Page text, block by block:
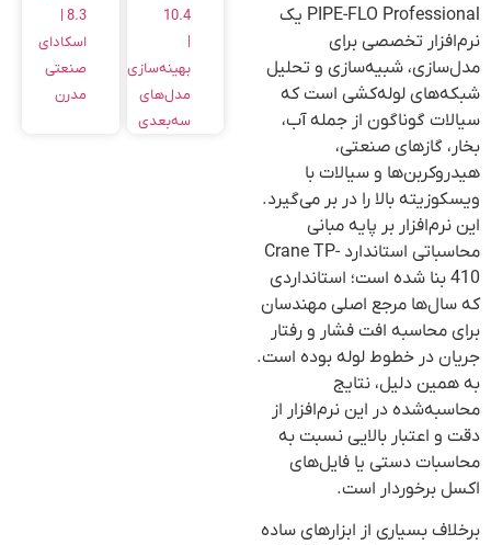
PIPE-FLO Professional یک
نرم‌افزار تخصصی برای
مدل‌سازی، شبیه‌سازی و تحلیل
شبکه‌های لوله‌کشی است که
سیالات گوناگون از جمله آب،
بخار، گازهای صنعتی،
هیدروکربن‌ها و سیالات با
ویسکوزیته بالا را در بر می‌گیرد.
این نرم‌افزار بر پایه مبانی
محاسباتی استاندارد Crane TP-
410 بنا شده است؛ استانداردی
که سال‌ها مرجع اصلی مهندسان
برای محاسبه افت فشار و رفتار
جریان در خطوط لوله بوده است.
به همین دلیل، نتایج
محاسبه‌شده در این نرم‌افزار از
دقت و اعتبار بالایی نسبت به
محاسبات دستی یا فایل‌های
اکسل برخوردار است.
برخلاف بسیاری از ابزارهای ساده
10.4
بهینه‌سازی
مدل‌های
سه‌بعدی
اسکادای
صنعتی
مدرن